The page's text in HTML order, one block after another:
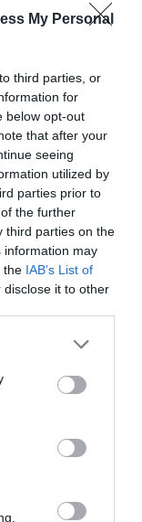
My Personal
third parties, or
for
below opt-out
that after your
seeing
utilized by
parties prior to
the further
third parties on the
information may
the IAB’s List of
it to other